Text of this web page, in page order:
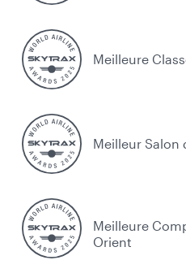
Meilleure
Meilleur Salon
Meilleure
Orient